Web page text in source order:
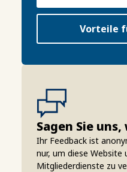
Vorteile
Sagen Sie
Ihr Feedback ist
nur, um diese Website
Mitgliederdienste zu